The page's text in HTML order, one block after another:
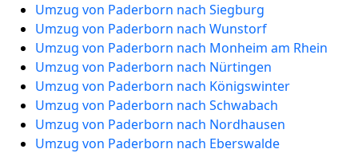
Umzug von Paderborn nach Siegburg
Umzug von Paderborn nach Wunstorf
Umzug von Paderborn nach Monheim am Rhein
Umzug von Paderborn nach Nürtingen
Umzug von Paderborn nach Königswinter
Umzug von Paderborn nach Schwabach
Umzug von Paderborn nach Nordhausen
Umzug von Paderborn nach Eberswalde